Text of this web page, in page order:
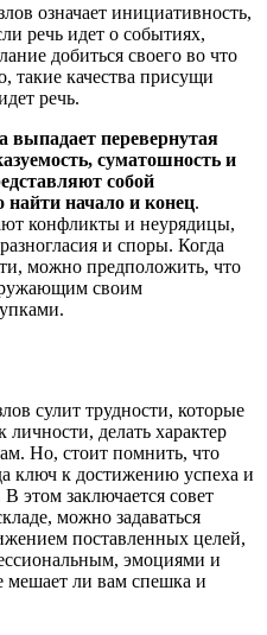
означает инициативность,
речь идет о событиях,
добиться своего во что
такие качества присущи
речь.
выпадает перевернутая
суматошность и
собой
найти начало и конец.
конфликты и неурядицы,
и споры. Когда
можно предположить, что
своим
сулит трудности, которые
делать характер
Но, стоит помнить, что
ключ к достижению успеха и
этом заключается совет
можно задаваться
поставленных целей,
эмоциями и
мешает ли вам спешка и